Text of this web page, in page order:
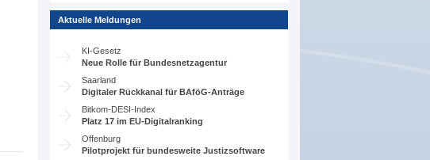
Aktuelle Meldungen
KI-Gesetz
Neue Rolle für Bundesnetzagentur
Saarland
Digitaler Rückkanal für BAföG-Anträge
Bitkom-DESI-Index
Platz 17 im EU-Digitalranking
Offenburg
Pilotprojekt für bundesweite Justizsoftware